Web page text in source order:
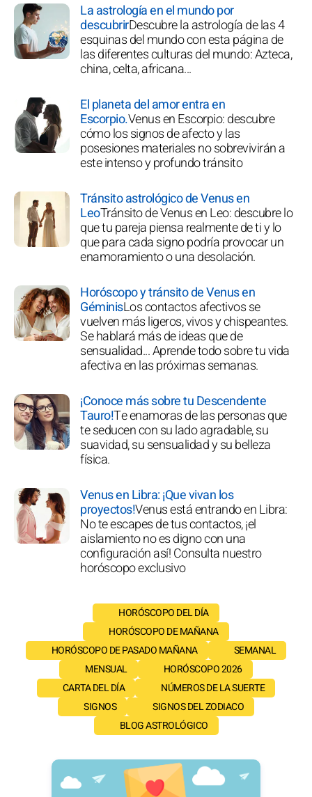
La astrología en el mundo por
descubrirDescubre la astrología de las 4
esquinas del mundo con esta página de
las diferentes culturas del mundo: Azteca,
china, celta, africana...
El planeta del amor entra en
Escorpio.Venus en Escorpio: descubre
cómo los signos de afecto y las
posesiones materiales no sobrevivirán a
este intenso y profundo tránsito
Tránsito astrológico de Venus en
LeoTránsito de Venus en Leo: descubre lo
que tu pareja piensa realmente de ti y lo
que para cada signo podría provocar un
enamoramiento o una desolación.
Horóscopo y tránsito de Venus en
GéminisLos contactos afectivos se
vuelven más ligeros, vivos y chispeantes.
Se hablará más de ideas que de
sensualidad... Aprende todo sobre tu vida
afectiva en las próximas semanas.
¡Conoce más sobre tu Descendente
Tauro!Te enamoras de las personas que
te seducen con su lado agradable, su
suavidad, su sensualidad y su belleza
física.
Venus en Libra: ¡Que vivan los
proyectos!Venus está entrando en Libra:
No te escapes de tus contactos, ¡el
aislamiento no es digno con una
configuración así! Consulta nuestro
horóscopo exclusivo
HORÓSCOPO DEL DÍA
HORÓSCOPO DE MAÑANA
HORÓSCOPO DE PASADO MAÑANA
SEMANAL
MENSUAL
HORÓSCOPO 2026
CARTA DEL DÍA
NÚMEROS DE LA SUERTE
SIGNOS
SIGNOS DEL ZODIACO
BLOG ASTROLÓGICO